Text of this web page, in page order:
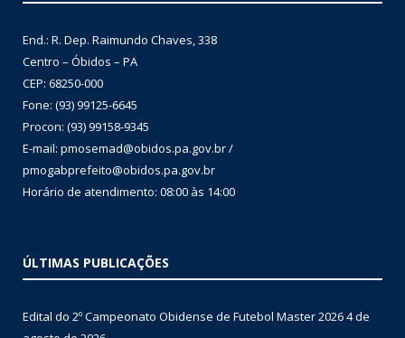
End.: R. Dep. Raimundo Chaves, 338
Centro – Óbidos – PA
CEP: 68250-000
Fone: (93) 99125-6645
Procon: (93) 99158-9345
E-mail: pmosemad@obidos.pa.gov.br /
pmogabprefeito@obidos.pa.gov.br
Horário de atendimento: 08:00 às 14:00
ÚLTIMAS PUBLICAÇÕES
Edital do 2º Campeonato Obidense de Futebol Master 20264 de